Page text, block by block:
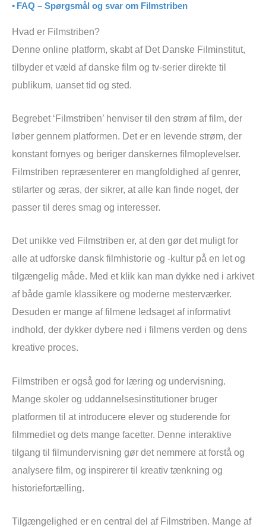
FAQ – Spørgsmål og svar om Filmstriben
Hvad er Filmstriben?
Denne online platform, skabt af Det Danske Filminstitut,
tilbyder et væld af danske film og tv-serier direkte til
publikum, uanset tid og sted.
Begrebet ‘Filmstriben’ henviser til den strøm af film, der
løber gennem platformen. Det er en levende strøm, der
konstant fornyes og beriger danskernes filmoplevelser.
Filmstriben repræsenterer en mangfoldighed af genrer,
stilarter og æras, der sikrer, at alle kan finde noget, der
passer til deres smag og interesser.
Det unikke ved Filmstriben er, at den gør det muligt for
alle at udforske dansk filmhistorie og -kultur på en let og
tilgængelig måde. Med et klik kan man dykke ned i arkivet
af både gamle klassikere og moderne mesterværker.
Desuden er mange af filmene ledsaget af informativt
indhold, der dykker dybere ned i filmens verden og dens
kreative proces.
Filmstriben er også god for læring og undervisning.
Mange skoler og uddannelsesinstitutioner bruger
platformen til at introducere elever og studerende for
filmmediet og dets mange facetter. Denne interaktive
tilgang til filmundervisning gør det nemmere at forstå og
analysere film, og inspirerer til kreativ tænkning og
historiefortælling.
Tilgængelighed er en central del af Filmstriben. Mange af